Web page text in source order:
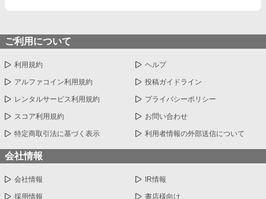
ご利用について
利用規約 ヘルプ
アルファコイン利用規約 投稿ガイドライン
レンタルサービス利用規約 プライバシーポリシー
スコア利用規約 お問い合わせ
特定商取引法に基づく表示 利用者情報の外部送信について
会社情報
会社情報 IR情報
採用情報 書店様向け